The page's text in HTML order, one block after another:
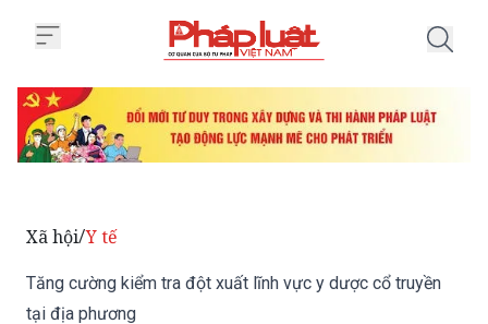
Xã hội/Y tế
Tăng cường kiểm tra đột xuất lĩnh vực y dược cổ truyền
tại địa phương